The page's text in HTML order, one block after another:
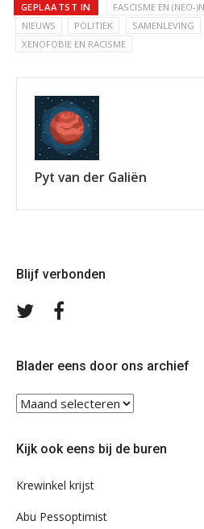
GEPLAATST IN FASCISME EN (NEO-
NIEUWS
POLITIEK SAMENLEVING
XENOFOBIE EN RACISME
Pyt van der Galiën
Blijf verbonden
Volg
Blader eens door ons archief
Blader
ons
Kijk ook eens bij de buren
Krewinkel krijst
Abu Pessoptimist